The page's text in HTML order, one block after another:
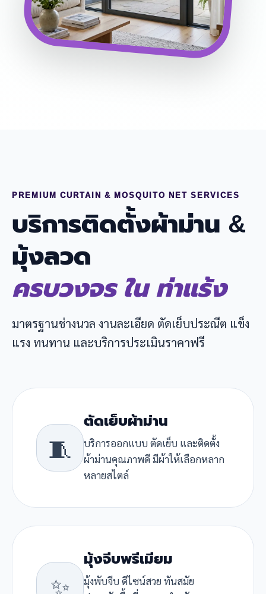
PREMIUM CURTAIN & MOSQUITO NET SERVICES
บริการติดตั้งผ้าม่าน &
มุ้งลวด
ครบวงจร ใน ท่าแร้ง
มาตรฐานช่างนวล งานละเอียด ตัดเย็บประณีต แข็ง
แรง ทนทาน และบริการประเมินราคาฟรี
🧵
ตัดเย็บผ้าม่าน
บริการออกแบบ ตัดเย็บ และติดตั้ง
ผ้าม่านคุณภาพดี มีผ้าให้เลือกหลาก
หลายสไตล์
✨
มุ้งจีบพรีเมียม
มุ้งพับจีบ ดีไซน์สวย ทันสมัย